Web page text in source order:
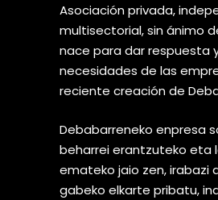
Asociación privada,
multisectorial, sin ánimo
nace para dar respuesta
necesidades de las
reciente creación de
Debabarreneko enpresa
beharrei erantzuteko eta
emateko jaio zen, irabazi
gabeko elkarte pribatu,